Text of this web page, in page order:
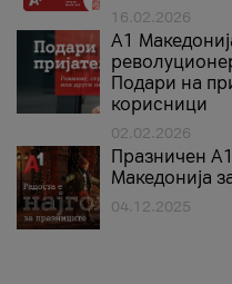
16.02.2026
А1
Подари на
корисници
02.02.2026
Празничен
Македонија
04.12.2025